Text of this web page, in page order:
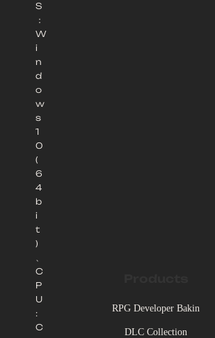
S
：
W
i
n
d
o
w
s
1
0
(
6
4
b
i
t
)
、
C
P
U
:
C
RPG Developer Bakin
DLC Collection